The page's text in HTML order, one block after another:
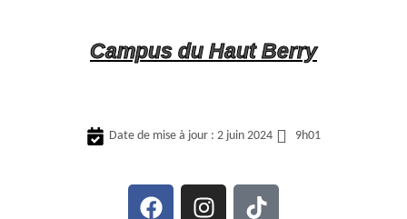
Campus du Haut Berry
Date de mise à jour : 2 juin 2024 9h01